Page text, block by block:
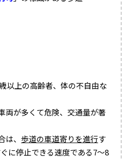
以上の高齢者、体の不自由な
両が多くて危険、交通量が著
、 歩道の車道寄りを進行す
に停止できる速度である7～8